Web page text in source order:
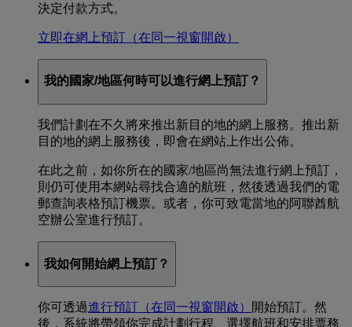
決定付款方式。
立即在網上預訂 （在同一視窗開啟）
我的國家/地區何時可以進行網上預訂？
我們計劃在不久將來推出新目的地的網上服務。推出新
目的地的網上服務後，即會在網站上作出公佈。
在此之前，如你所在的國家/地區尚無法進行網上預訂，
則仍可使用本網站尋找合適的航班，然後透過我們的電
郵查詢表格預訂機票。或者，你可致電當地的阿聯酋航
空辦公室進行預訂。
我如何開始網上預訂？
你可透過進行預訂 （在同一視窗開啟）
開始預訂。然
後，系統將帶領你完成計劃行程、選擇航班和安排票務